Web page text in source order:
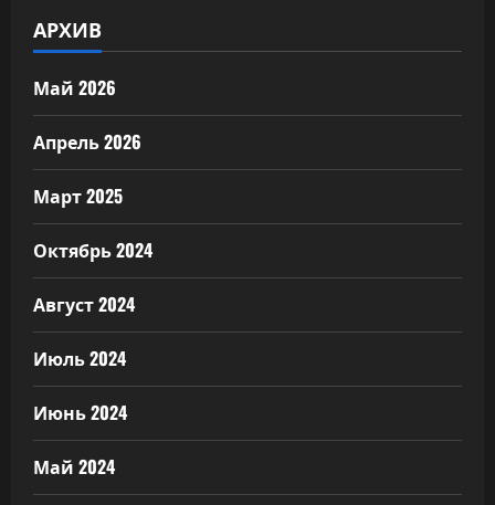
АРХИВ
Май 2026
Апрель 2026
Март 2025
Октябрь 2024
Август 2024
Июль 2024
Июнь 2024
Май 2024